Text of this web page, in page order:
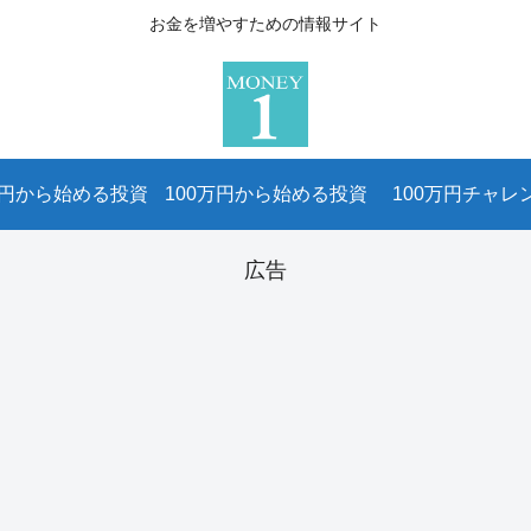
お金を増やすための情報サイト
から始める投資 100万円から始める投資 100万円チャレ
広告